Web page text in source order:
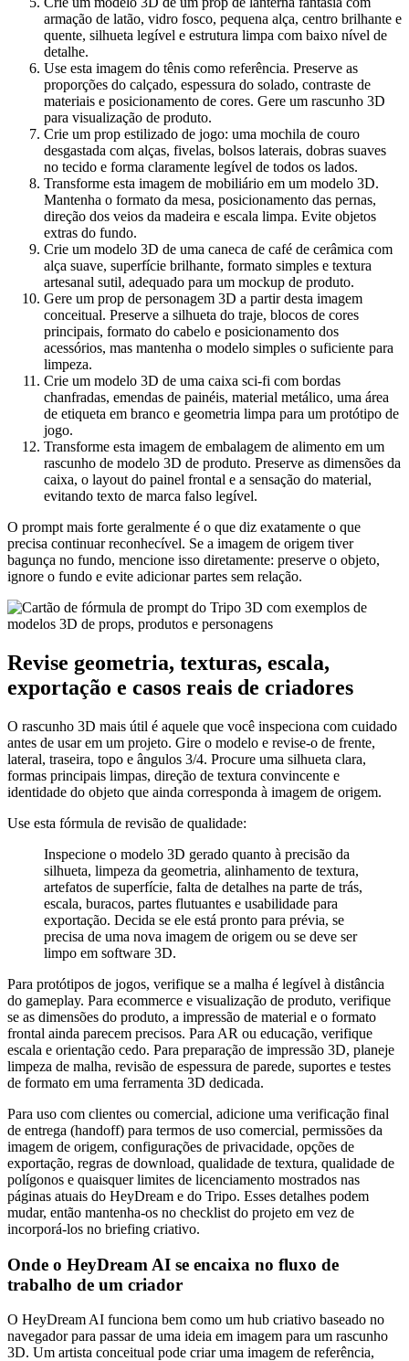
armação de latão, vidro fosco, pequena alça, centro brilhante e
quente, silhueta legível e estrutura limpa com baixo nível de
detalhe.
Use esta imagem do tênis como referência. Preserve as
proporções do calçado, espessura do solado, contraste de
materiais e posicionamento de cores. Gere um rascunho 3D
para visualização de produto.
Crie um prop estilizado de jogo: uma mochila de couro
desgastada com alças, fivelas, bolsos laterais, dobras suaves
no tecido e forma claramente legível de todos os lados.
Transforme esta imagem de mobiliário em um modelo 3D.
Mantenha o formato da mesa, posicionamento das pernas,
direção dos veios da madeira e escala limpa. Evite objetos
extras do fundo.
Crie um modelo 3D de uma caneca de café de cerâmica com
alça suave, superfície brilhante, formato simples e textura
artesanal sutil, adequado para um mockup de produto.
Gere um prop de personagem 3D a partir desta imagem
conceitual. Preserve a silhueta do traje, blocos de cores
principais, formato do cabelo e posicionamento dos
acessórios, mas mantenha o modelo simples o suficiente para
limpeza.
Crie um modelo 3D de uma caixa sci-fi com bordas
chanfradas, emendas de painéis, material metálico, uma área
de etiqueta em branco e geometria limpa para um protótipo de
jogo.
Transforme esta imagem de embalagem de alimento em um
rascunho de modelo 3D de produto. Preserve as dimensões da
caixa, o layout do painel frontal e a sensação do material,
evitando texto de marca falso legível.
O prompt mais forte geralmente é o que diz exatamente o que
precisa continuar reconhecível. Se a imagem de origem tiver
bagunça no fundo, mencione isso diretamente: preserve o objeto,
ignore o fundo e evite adicionar partes sem relação.
Revise geometria, texturas, escala,
exportação e casos reais de criadores
O rascunho 3D mais útil é aquele que você inspeciona com cuidado
antes de usar em um projeto. Gire o modelo e revise-o de frente,
lateral, traseira, topo e ângulos 3/4. Procure uma silhueta clara,
formas principais limpas, direção de textura convincente e
identidade do objeto que ainda corresponda à imagem de origem.
Use esta fórmula de revisão de qualidade:
Inspecione o modelo 3D gerado quanto à precisão da
silhueta, limpeza da geometria, alinhamento de textura,
artefatos de superfície, falta de detalhes na parte de trás,
escala, buracos, partes flutuantes e usabilidade para
exportação. Decida se ele está pronto para prévia, se
precisa de uma nova imagem de origem ou se deve ser
limpo em software 3D.
Para protótipos de jogos, verifique se a malha é legível à distância
do gameplay. Para ecommerce e visualização de produto, verifique
se as dimensões do produto, a impressão de material e o formato
frontal ainda parecem precisos. Para AR ou educação, verifique
escala e orientação cedo. Para preparação de impressão 3D, planeje
limpeza de malha, revisão de espessura de parede, suportes e testes
de formato em uma ferramenta 3D dedicada.
Para uso com clientes ou comercial, adicione uma verificação final
de entrega (handoff) para termos de uso comercial, permissões da
imagem de origem, configurações de privacidade, opções de
exportação, regras de download, qualidade de textura, qualidade de
polígonos e quaisquer limites de licenciamento mostrados nas
páginas atuais do HeyDream e do Tripo. Esses detalhes podem
mudar, então mantenha-os no checklist do projeto em vez de
incorporá-los no briefing criativo.
Onde o HeyDream AI se encaixa no fluxo de
trabalho de um criador
O HeyDream AI funciona bem como um hub criativo baseado no
navegador para passar de uma ideia em imagem para um rascunho
3D. Um artista conceitual pode criar uma imagem de referência,